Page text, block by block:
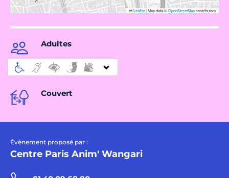
Leaflet|Map data ©OpenStreetMapcontributors
Adultes
Couvert
Évènement proposé par :
Centre Paris Anim' Wangari